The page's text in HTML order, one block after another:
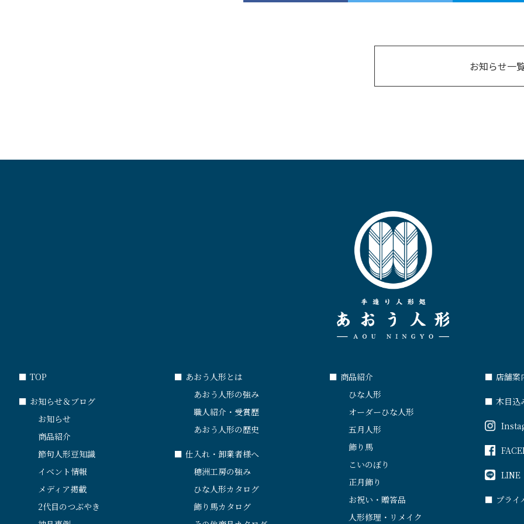
お知らせ一
■ TOP
■ お知らせ＆ブログ
お知らせ
商品紹介
節句人形豆知識
イベント情報
メディア掲載
2代目のつぶやき
■ あおう人形とは
あおう人形の強み
職人紹介・受賞歴
あおう人形の歴史
■ 仕入れ・卸業者様へ
穂洲工房の強み
ひな人形カタログ
飾り馬カタログ
■ 商品紹介
ひな人形
オーダーひな人形
五月人形
飾り馬
こいのぼり
正月飾り
お祝い・贈答品
人形修理・リメイク
■ 店舗案
■ 木目込
LINE
■ プライ